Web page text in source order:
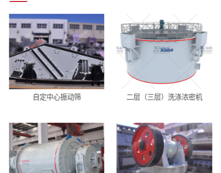
自定中心振动筛 二层（三层）洗涤浓密机